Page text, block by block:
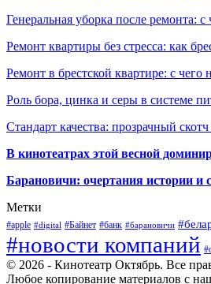
Генеральная уборка после ремонта:
Ремонт квартиры без стресса: как
Ремонт в брестской квартире: с
Роль бора, цинка и серы в системе
Стандарт качества: прозрачный
В кинотеатрах этой весной
Барановичи: очертания истории и
Метки
#apple #digital #Байнет #банк #барановичи
#новости компаний
© 2026 - Кинотеатр Октябрь. Все
Любое копирование материалов с